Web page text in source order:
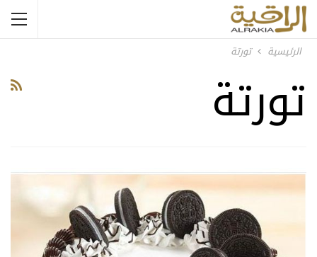
الرئيسية تورتة
تورتة